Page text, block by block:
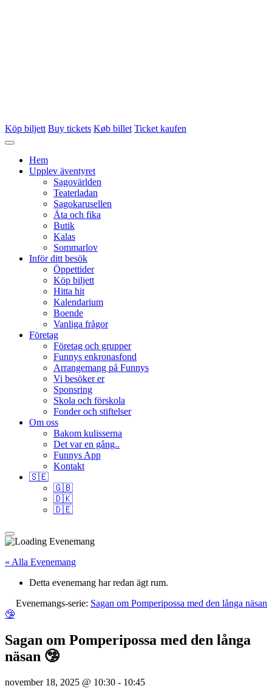
Köp biljett Buy tickets Køb billet Ticket kaufen
Hem
Upplev äventyret
Sagovärlden
Teaterladan
Sagokarusellen
Äta och fika
Butik
Kalas
Sommarlov
Inför ditt besök
Öppettider
Köp biljett
Hitta hit
Kalendarium
Boende
Vanliga frågor
Företag
Företag och grupper
Funnys enkronasfond
Arrangemang på Funnys
Vi besöker er
Sponsring
Skola och förskola
Fonder och stiftelser
Om oss
Bakom kulisserna
Det var en gång..
Funnys App
Kontakt
🇸🇪
🇬🇧
🇩🇰
🇩🇪
« Alla Evenemang
Detta evenemang har redan ägt rum.
Evenemangs-serie: Sagan om Pomperipossa med den långa näsan
🤥
Sagan om Pomperipossa med den långa
näsan 🤥
november 18, 2025 @ 10:30 - 10:45